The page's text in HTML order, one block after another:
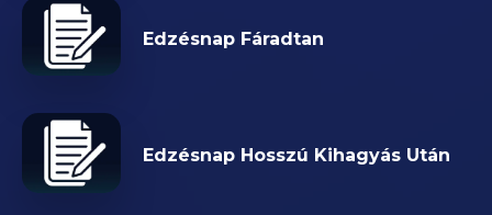
Edzésnap Fáradtan
Edzésnap Hosszú Kihagyás Után